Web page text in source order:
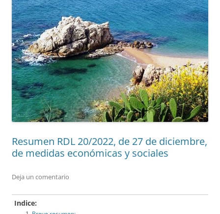
Resumen RDL 20/2022, de 27 de diciembre,
de medidas económicas y sociales
Deja un comentario
Indice: